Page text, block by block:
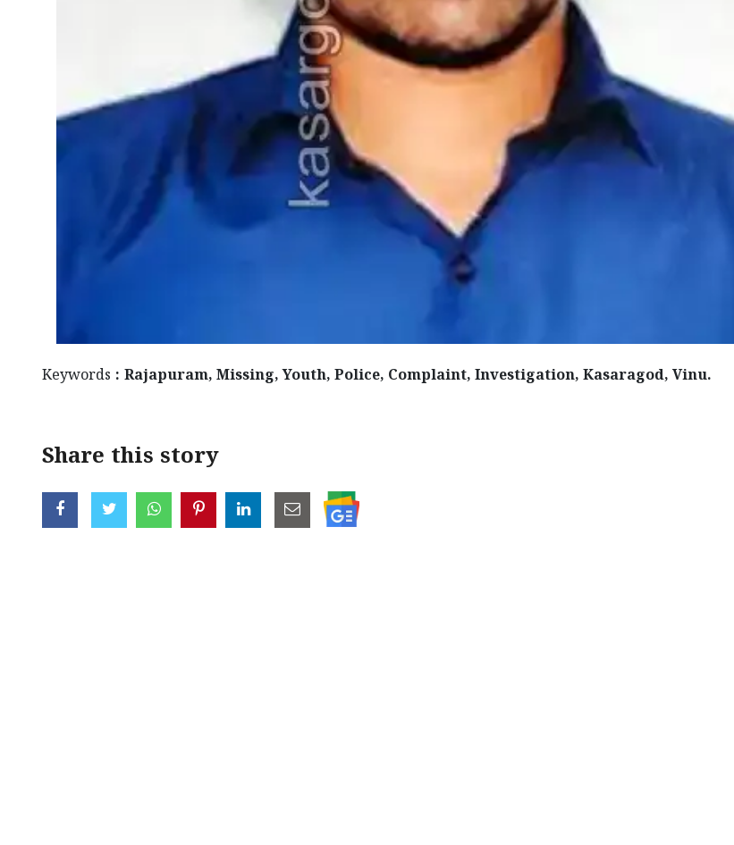
Keywords : Rajapuram, Missing, Youth, Police, Complaint, Investigation, Kasaragod, Vinu.
Share this story